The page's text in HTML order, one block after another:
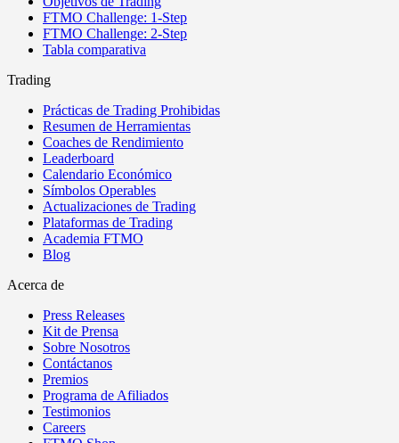
FTMO Challenge: 1-Step
FTMO Challenge: 2-Step
Tabla comparativa
Trading
Prácticas de Trading Prohibidas
Resumen de Herramientas
Coaches de Rendimiento
Leaderboard
Calendario Económico
Símbolos Operables
Actualizaciones de Trading
Plataformas de Trading
Academia FTMO
Blog
Acerca de
Press Releases
Kit de Prensa
Sobre Nosotros
Contáctanos
Premios
Programa de Afiliados
Testimonios
Careers